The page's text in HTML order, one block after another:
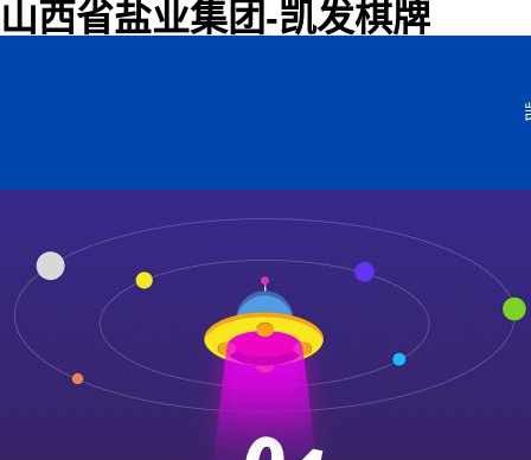
山西省盐业集团-凯发棋牌